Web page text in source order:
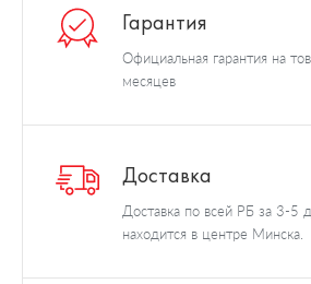
Гарантия
Официальная гарантия на
месяцев
Доставка
Доставка по всей РБ за 3-5
находится в центре Минска.